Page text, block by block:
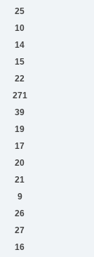
25
10
14
15
22
271
39
19
17
20
21
9
26
27
16